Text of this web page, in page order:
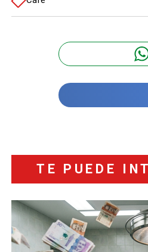
TE PUEDE